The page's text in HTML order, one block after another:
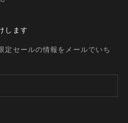
します
定セールの情報をメールでいち